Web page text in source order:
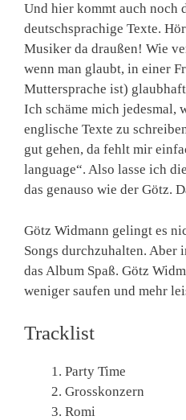
Und hier kommt auch noch
deutschsprachige Texte.
Musiker da draußen! Wie
wenn man glaubt, in einer
Muttersprache ist)
Ich schäme mich jedesmal,
englische Texte zu
gut gehen, da fehlt mir
language“. Also lasse ich
das genauso wie der Götz.
Götz Widmann gelingt es
Songs durchzuhalten. Aber
das Album Spaß. Götz
weniger saufen und mehr
Tracklist
Party Time
Grosskonzern
Romi